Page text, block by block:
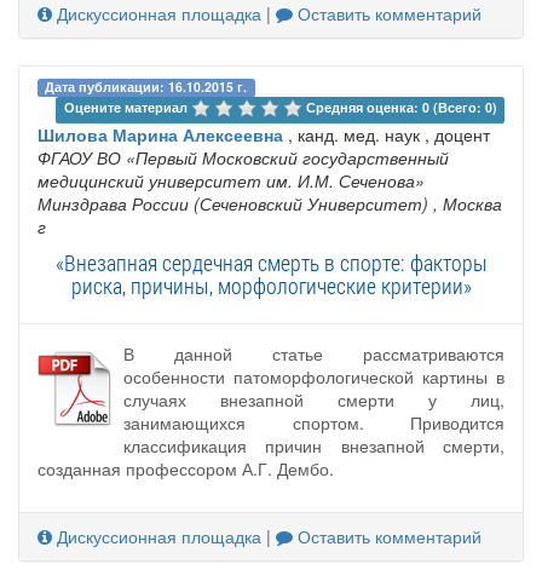
Дискуссионная площадка | Оставить комментарий
Дата публикации: 16.10.2015 г.
Оцените материал
Средняя оценка: 0 (Всего: 0)
Шилова Марина Алексеевна , канд. мед. наук , доцент
ФГАОУ ВО «Первый Московский государственный
медицинский университет им. И.М. Сеченова»
Минздрава России (Сеченовский Университет) , Москва
г
«Внезапная сердечная смерть в спорте: факторы
риска, причины, морфологические критерии»
В данной статье рассматриваются
особенности патоморфологической картины в
случаях внезапной смерти у лиц,
занимающихся спортом. Приводится
классификация причин внезапной смерти,
созданная профессором А.Г. Дембо.
Дискуссионная площадка | Оставить комментарий